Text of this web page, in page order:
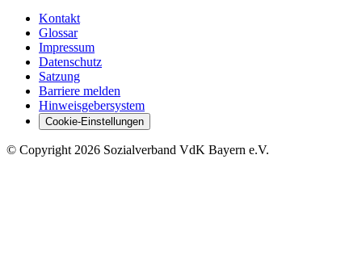
Kontakt
Glossar
Impressum
Datenschutz
Satzung
Barriere melden
Hinweisgebersystem
Cookie-Einstellungen
© Copyright 2026 Sozialverband VdK Bayern e.V.